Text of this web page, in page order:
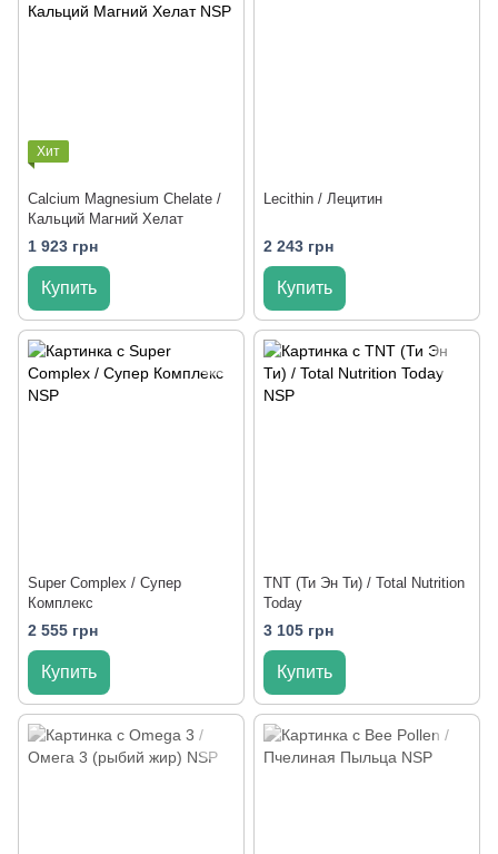
Хит
Calcium Magnesium Chelate /
Кальций Магний Хелат
1 923 грн
Купить
Lecithin / Лецитин
2 243 грн
Купить
Super Complex / Супер
Комплекс
2 555 грн
Купить
TNT (Ти Эн Ти) / Total Nutrition
Today
3 105 грн
Купить